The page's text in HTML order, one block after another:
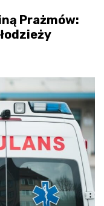
Prażmów: